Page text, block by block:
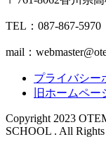
TEL：087-867-5970
mail：
プライバシー
旧ホームペー
Copyright 2023
SCHOOL . All Rights